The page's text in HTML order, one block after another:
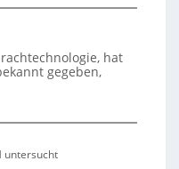
hat
gegeben,
untersucht